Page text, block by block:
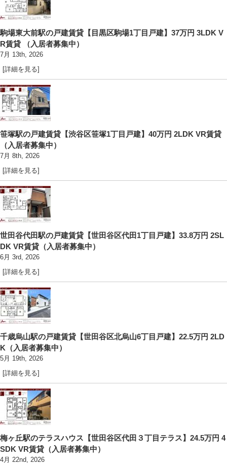
駒場東大前駅の戸建賃貸【目黒区駒場1丁目戸建】37万円 3LDK V
R賃貸 （入居者募集中）
7月 13th, 2026
[詳細を見る]
笹塚駅の戸建賃貸【渋谷区笹塚1丁目戸建】40万円 2LDK VR賃貸
（入居者募集中）
7月 8th, 2026
[詳細を見る]
世田谷代田駅の戸建賃貸【世田谷区代田1丁目戸建】33.8万円 2SL
DK VR賃貸（入居者募集中）
6月 3rd, 2026
[詳細を見る]
千歳烏山駅の戸建賃貸【世田谷区北烏山6丁目戸建】22.5万円 2LD
K（入居者募集中）
5月 19th, 2026
[詳細を見る]
梅ヶ丘駅のテラスハウス【世田谷区代田３丁目テラス】24.5万円 4
SDK VR賃貸（入居者募集中）
4月 22nd, 2026